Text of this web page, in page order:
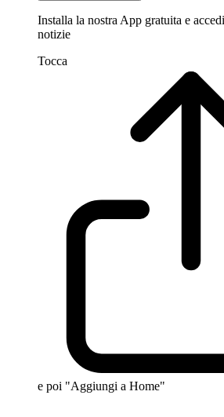
Installa la nostra App gratuita e
notizie
Tocca
e poi "Aggiungi a Home"